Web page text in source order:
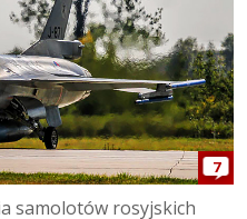
7
samolotów rosyjskich